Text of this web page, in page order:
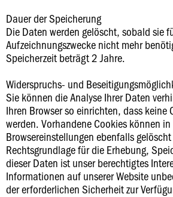
Dauer der Speicherung
Die Daten werden gelöscht, sobald sie
Aufzeichnungszwecke nicht mehr
Speicherzeit beträgt 2 Jahre.
Widerspruchs- und
Sie können die Analyse Ihrer Daten
Ihren Browser so einrichten, dass keine
werden. Vorhandene Cookies können in
Browsereinstellungen ebenfalls
Rechtsgrundlage für die Erhebung,
dieser Daten ist unser berechtigtes
Informationen auf unserer Website
der erforderlichen Sicherheit zur